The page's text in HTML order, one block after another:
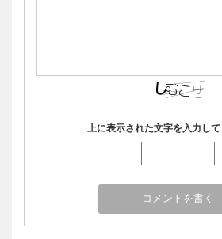
上に表示された文字を入力して